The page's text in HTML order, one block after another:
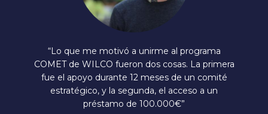
“Lo que me motivó a unirme al programa
COMET de WILCO fueron dos cosas. La primera
fue el apoyo durante 12 meses de un comité
estratégico, y la segunda, el acceso a un
préstamo de 100.000€”